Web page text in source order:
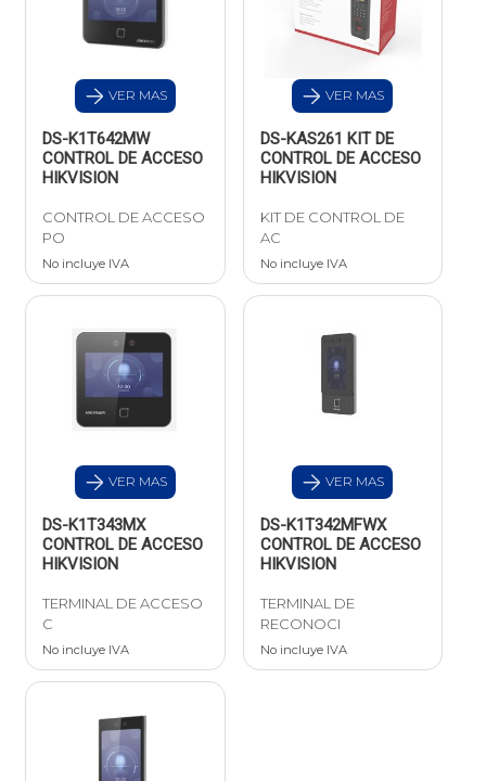
VER MAS
DS-K1T642MW
CONTROL DE ACCESO
HIKVISION
CONTROL DE ACCESO
PO
No incluye IVA
VER MAS
DS-KAS261 KIT DE
CONTROL DE ACCESO
HIKVISION
KIT DE CONTROL DE
AC
No incluye IVA
VER MAS
DS-K1T343MX
CONTROL DE ACCESO
HIKVISION
TERMINAL DE ACCESO
C
No incluye IVA
VER MAS
DS-K1T342MFWX
CONTROL DE ACCESO
HIKVISION
TERMINAL DE
RECONOCI
No incluye IVA